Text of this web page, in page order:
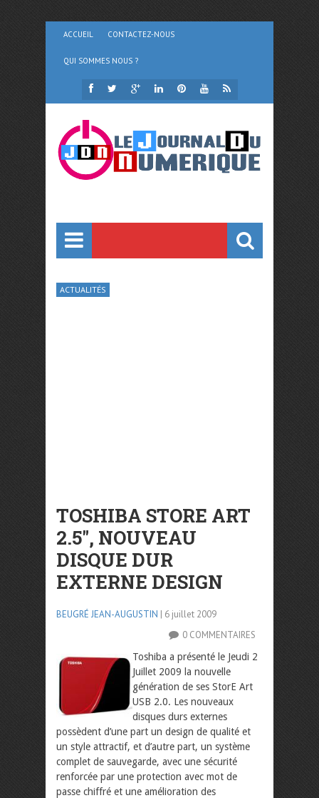
ACCUEIL CONTACTEZ-NOUS
QUI SOMMES NOUS ?
ACTUALITÉS
TOSHIBA STORE ART
2.5″, NOUVEAU
DISQUE DUR
EXTERNE DESIGN
BEUGRÉ JEAN-AUGUSTIN | 6 juillet 2009
0 COMMENTAIRES
Toshiba a présenté le Jeudi 2
Juillet 2009 la nouvelle
génération de ses StorE Art
USB 2.0. Les nouveaux
disques durs externes
possèdent d’une part un design de qualité et
un style attractif, et d’autre part, un système
complet de sauvegarde, avec une sécurité
renforcée par une protection avec mot de
passe chiffré et une amélioration des